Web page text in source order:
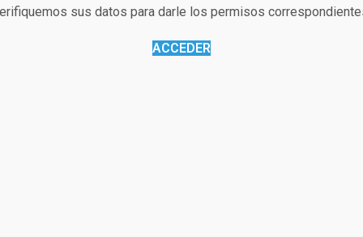
sus datos para darle los permisos
ACCEDER